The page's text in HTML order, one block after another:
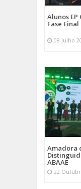
Alunos
Fase
08 Julho
Amadora
ABAAE
22